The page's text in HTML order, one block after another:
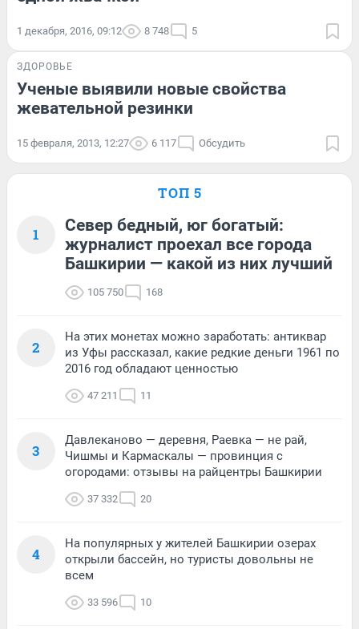
1 декабря, 2016, 09:12 8 748 5
ЗДОРОВЬЕ
Ученые выявили новые свойства
жевательной резинки
15 февраля, 2013, 12:27 6 117 Обсудить
ТОП 5
1
Север бедный, юг богатый:
журналист проехал все города
Башкирии — какой из них лучший
105 750 168
2
На этих монетах можно заработать: антиквар
из Уфы рассказал, какие редкие деньги 1961 по
2016 год обладают ценностью
47 211 11
3
Давлеканово — деревня, Раевка — не рай,
Чишмы и Кармаскалы — провинция с
огородами: отзывы на райцентры Башкирии
37 332 20
4
На популярных у жителей Башкирии озерах
открыли бассейн, но туристы довольны не
всем
33 596 10